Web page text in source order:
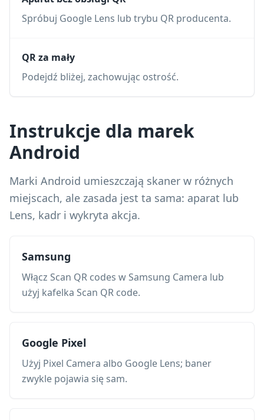
Spróbuj Google Lens lub trybu QR producenta.
QR za mały
Podejdź bliżej, zachowując ostrość.
Instrukcje dla marek
Android
Marki Android umieszczają skaner w różnych
miejscach, ale zasada jest ta sama: aparat lub
Lens, kadr i wykryta akcja.
Samsung
Włącz Scan QR codes w Samsung Camera lub
użyj kafelka Scan QR code.
Google Pixel
Użyj Pixel Camera albo Google Lens; baner
zwykle pojawia się sam.